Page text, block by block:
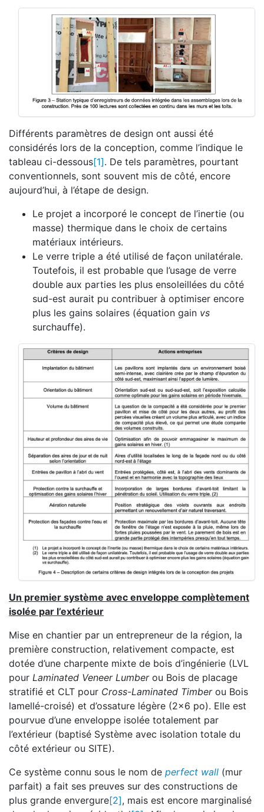
Différents paramètres de design ont aussi été
considérés lors de la conception, comme l’indique le
tableau ci-dessous[1]. De tels paramètres, pourtant
conventionnels, sont souvent mis de côté, encore
aujourd’hui, à l’étape de design.
Le projet a incorporé le concept de l’inertie (ou
masse) thermique dans le choix de certains
matériaux intérieurs.
Le verre triple a été utilisé de façon unilatérale.
Toutefois, il est probable que l’usage de verre
double aux parties les plus ensoleillées du côté
sud-est aurait pu contribuer à optimiser encore
plus les gains solaires (équation gain vs
surchauffe).
Un premier système avec enveloppe complètement
isolée par l’extérieur
Mise en chantier par un entrepreneur de la région, la
première construction, relativement compacte, est
dotée d’une charpente mixte de bois d’ingénierie (LVL
pour Laminated Veneer Lumber ou Bois de placage
stratifié et CLT pour Cross-Laminated Timberou Bois
lamellé-croisé) et d’ossature légère (2x6 po). Elle est
pourvue d’une enveloppe isolée totalement par
l’extérieur (baptisé Système avec isolation totale du
côté extérieur ou SITE).
Ce système connu sous le nom de perfect wall (mur
parfait) a fait ses preuves sur des constructions de
plus grande envergure[2], mais est encore marginalisé